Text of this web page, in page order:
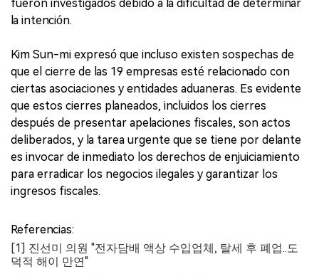
fueron investigados debido a la dificultad de determinar
la intención.
Kim Sun-mi expresó que incluso existen sospechas de
que el cierre de las 19 empresas esté relacionado con
ciertas asociaciones y entidades aduaneras. Es evidente
que estos cierres planeados, incluidos los cierres
después de presentar apelaciones fiscales, son actos
deliberados, y la tarea urgente que se tiene por delante
es invocar de inmediato los derechos de enjuiciamiento
para erradicar los negocios ilegales y garantizar los
ingresos fiscales.
Referencias:
[1] 진선미 의원 "전자담배 액상 수입업체, 탈세 후 폐업..도
덕적 해이 만연"